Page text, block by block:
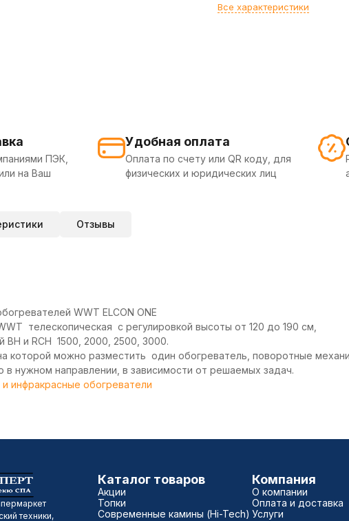
Все характеристики
ПЭК,
на Ваш
Удобная оплата
Оплата по счету или QR коду, для
физических и юридических лиц
Отзывы
WWT ELCON ONE
телескопическая с регулировкой высоты от 120 до 190 см,
и RCH 1500, 2000, 2500, 3000.
которой можно разместить один обогреватель, поворотные
в нужном направлении, в зависимости от решаемых задач.
инфракрасные обогреватели
техники,
Каталог товаров
Акции
Топки
Современные камины (Hi-Tech)
Компания
О компании
Оплата и доставка
Услуги